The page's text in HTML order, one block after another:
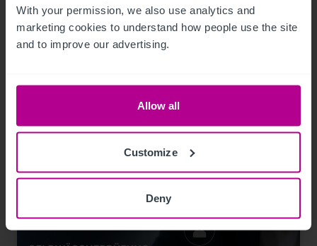
With your permission, we also use analytics and
marketing cookies to understand how people use the site
and to improve our advertising.
Allow all
Customize
Deny
7/23/2026
Christie & Co vermarktet das Fini Resort
Frankreich–Schweiz